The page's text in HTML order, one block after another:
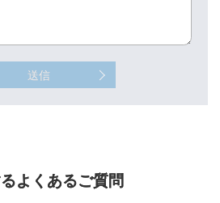
送信
よくあるご質問